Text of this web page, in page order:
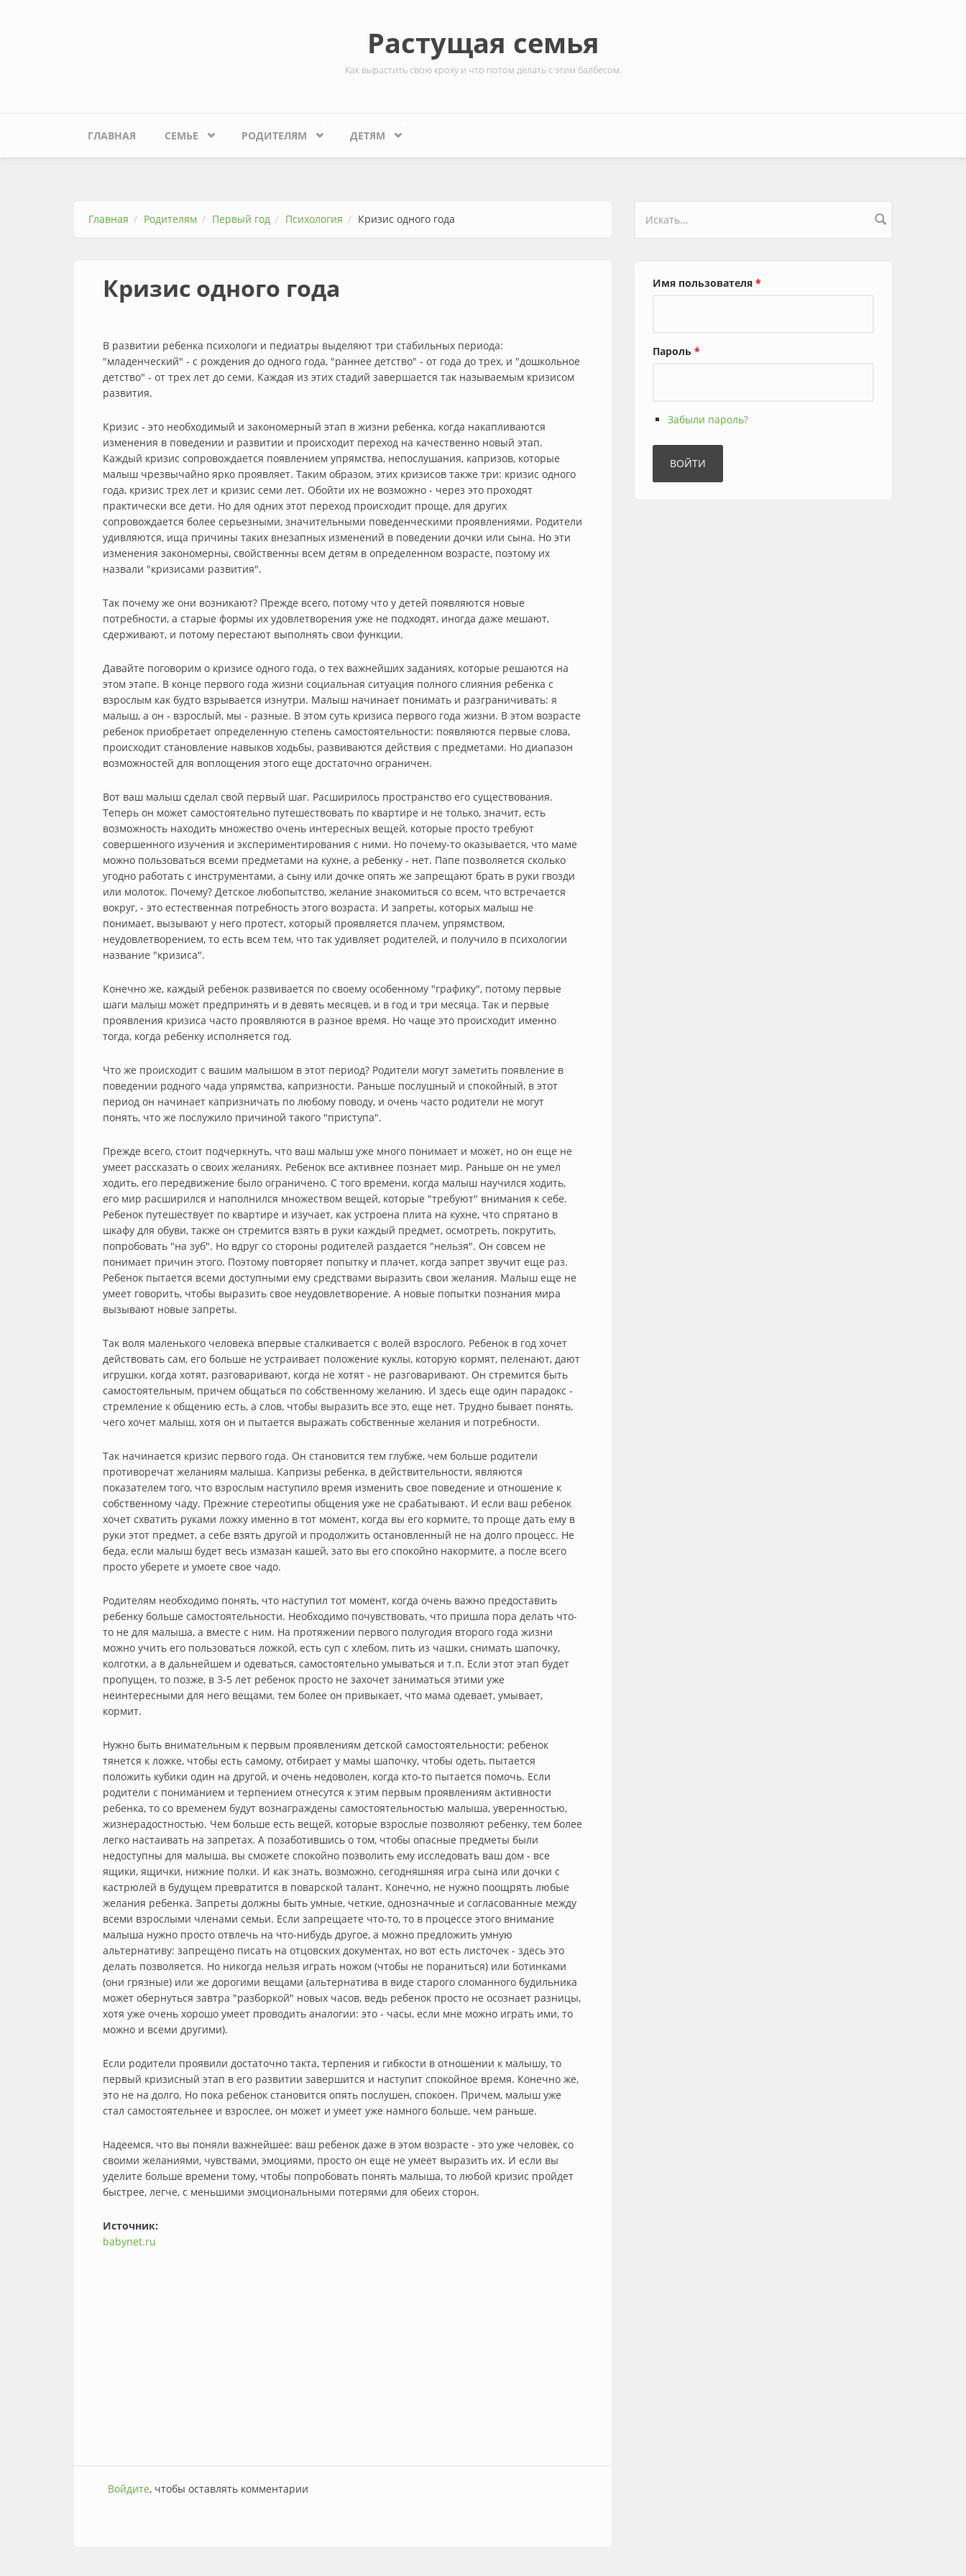
Растущая семья
Как вырастить свою кроху и что потом делать с этим балбесом.
ГЛАВНАЯ СЕМЬЕ РОДИТЕЛЯМ ДЕТЯМ
Главная Родителям Первый год Психология Кризис одного года
Кризис одного года
В развитии ребенка психологи и педиатры выделяют три стабильных периода:
"младенческий" - с рождения до одного года, "раннее детство" - от года до трех, и "дошкольное
детство" - от трех лет до семи. Каждая из этих стадий завершается так называемым кризисом
развития.
Кризис - это необходимый и закономерный этап в жизни ребенка, когда накапливаются
изменения в поведении и развитии и происходит переход на качественно новый этап.
Каждый кризис сопровождается появлением упрямства, непослушания, капризов, которые
малыш чрезвычайно ярко проявляет. Таким образом, этих кризисов также три: кризис одного
года, кризис трех лет и кризис семи лет. Обойти их не возможно - через это проходят
практически все дети. Но для одних этот переход происходит проще, для других
сопровождается более серьезными, значительными поведенческими проявлениями. Родители
удивляются, ища причины таких внезапных изменений в поведении дочки или сына. Но эти
изменения закономерны, свойственны всем детям в определенном возрасте, поэтому их
назвали "кризисами развития".
Так почему же они возникают? Прежде всего, потому что у детей появляются новые
потребности, а старые формы их удовлетворения уже не подходят, иногда даже мешают,
сдерживают, и потому перестают выполнять свои функции.
Давайте поговорим о кризисе одного года, о тех важнейших заданиях, которые решаются на
этом этапе. В конце первого года жизни социальная ситуация полного слияния ребенка с
взрослым как будто взрывается изнутри. Малыш начинает понимать и разграничивать: я
малыш, а он - взрослый, мы - разные. В этом суть кризиса первого года жизни. В этом возрасте
ребенок приобретает определенную степень самостоятельности: появляются первые слова,
происходит становление навыков ходьбы, развиваются действия с предметами. Но диапазон
возможностей для воплощения этого еще достаточно ограничен.
Вот ваш малыш сделал свой первый шаг. Расширилось пространство его существования.
Теперь он может самостоятельно путешествовать по квартире и не только, значит, есть
возможность находить множество очень интересных вещей, которые просто требуют
совершенного изучения и экспериментирования с ними. Но почему-то оказывается, что маме
можно пользоваться всеми предметами на кухне, а ребенку - нет. Папе позволяется сколько
угодно работать с инструментами, а сыну или дочке опять же запрещают брать в руки гвозди
или молоток. Почему? Детское любопытство, желание знакомиться со всем, что встречается
вокруг, - это естественная потребность этого возраста. И запреты, которых малыш не
понимает, вызывают у него протест, который проявляется плачем, упрямством,
неудовлетворением, то есть всем тем, что так удивляет родителей, и получило в психологии
название "кризиса".
Конечно же, каждый ребенок развивается по своему особенному "графику", потому первые
шаги малыш может предпринять и в девять месяцев, и в год и три месяца. Так и первые
проявления кризиса часто проявляются в разное время. Но чаще это происходит именно
тогда, когда ребенку исполняется год.
Что же происходит с вашим малышом в этот период? Родители могут заметить появление в
поведении родного чада упрямства, капризности. Раньше послушный и спокойный, в этот
период он начинает капризничать по любому поводу, и очень часто родители не могут
понять, что же послужило причиной такого "приступа".
Прежде всего, стоит подчеркнуть, что ваш малыш уже много понимает и может, но он еще не
умеет рассказать о своих желаниях. Ребенок все активнее познает мир. Раньше он не умел
ходить, его передвижение было ограничено. С того времени, когда малыш научился ходить,
его мир расширился и наполнился множеством вещей, которые "требуют" внимания к себе.
Ребенок путешествует по квартире и изучает, как устроена плита на кухне, что спрятано в
шкафу для обуви, также он стремится взять в руки каждый предмет, осмотреть, покрутить,
попробовать "на зуб". Но вдруг со стороны родителей раздается "нельзя". Он совсем не
понимает причин этого. Поэтому повторяет попытку и плачет, когда запрет звучит еще раз.
Ребенок пытается всеми доступными ему средствами выразить свои желания. Малыш еще не
умеет говорить, чтобы выразить свое неудовлетворение. А новые попытки познания мира
вызывают новые запреты.
Так воля маленького человека впервые сталкивается с волей взрослого. Ребенок в год хочет
действовать сам, его больше не устраивает положение куклы, которую кормят, пеленают, дают
игрушки, когда хотят, разговаривают, когда не хотят - не разговаривают. Он стремится быть
самостоятельным, причем общаться по собственному желанию. И здесь еще один парадокс -
стремление к общению есть, а слов, чтобы выразить все это, еще нет. Трудно бывает понять,
чего хочет малыш, хотя он и пытается выражать собственные желания и потребности.
Так начинается кризис первого года. Он становится тем глубже, чем больше родители
противоречат желаниям малыша. Капризы ребенка, в действительности, являются
показателем того, что взрослым наступило время изменить свое поведение и отношение к
собственному чаду. Прежние стереотипы общения уже не срабатывают. И если ваш ребенок
хочет схватить руками ложку именно в тот момент, когда вы его кормите, то проще дать ему в
руки этот предмет, а себе взять другой и продолжить остановленный не на долго процесс. Не
беда, если малыш будет весь измазан кашей, зато вы его спокойно накормите, а после всего
просто уберете и умоете свое чадо.
Родителям необходимо понять, что наступил тот момент, когда очень важно предоставить
ребенку больше самостоятельности. Необходимо почувствовать, что пришла пора делать что-
то не для малыша, а вместе с ним. На протяжении первого полугодия второго года жизни
можно учить его пользоваться ложкой, есть суп с хлебом, пить из чашки, снимать шапочку,
колготки, а в дальнейшем и одеваться, самостоятельно умываться и т.п. Если этот этап будет
пропущен, то позже, в 3-5 лет ребенок просто не захочет заниматься этими уже
неинтересными для него вещами, тем более он привыкает, что мама одевает, умывает,
кормит.
Нужно быть внимательным к первым проявлениям детской самостоятельности: ребенок
тянется к ложке, чтобы есть самому, отбирает у мамы шапочку, чтобы одеть, пытается
положить кубики один на другой, и очень недоволен, когда кто-то пытается помочь. Если
родители с пониманием и терпением отнесутся к этим первым проявлениям активности
ребенка, то со временем будут вознаграждены самостоятельностью малыша, уверенностью,
жизнерадостностью. Чем больше есть вещей, которые взрослые позволяют ребенку, тем более
легко настаивать на запретах. А позаботившись о том, чтобы опасные предметы были
недоступны для малыша, вы сможете спокойно позволить ему исследовать ваш дом - все
ящики, ящички, нижние полки. И как знать, возможно, сегодняшняя игра сына или дочки с
кастрюлей в будущем превратится в поварской талант. Конечно, не нужно поощрять любые
желания ребенка. Запреты должны быть умные, четкие, однозначные и согласованные между
всеми взрослыми членами семьи. Если запрещаете что-то, то в процессе этого внимание
малыша нужно просто отвлечь на что-нибудь другое, а можно предложить умную
альтернативу: запрещено писать на отцовских документах, но вот есть листочек - здесь это
делать позволяется. Но никогда нельзя играть ножом (чтобы не пораниться) или ботинками
(они грязные) или же дорогими вещами (альтернатива в виде старого сломанного будильника
может обернуться завтра "разборкой" новых часов, ведь ребенок просто не осознает разницы,
хотя уже очень хорошо умеет проводить аналогии: это - часы, если мне можно играть ими, то
можно и всеми другими).
Если родители проявили достаточно такта, терпения и гибкости в отношении к малышу, то
первый кризисный этап в его развитии завершится и наступит спокойное время. Конечно же,
это не на долго. Но пока ребенок становится опять послушен, спокоен. Причем, малыш уже
стал самостоятельнее и взрослее, он может и умеет уже намного больше, чем раньше.
Надеемся, что вы поняли важнейшее: ваш ребенок даже в этом возрасте - это уже человек, со
своими желаниями, чувствами, эмоциями, просто он еще не умеет выразить их. И если вы
уделите больше времени тому, чтобы попробовать понять малыша, то любой кризис пройдет
быстрее, легче, с меньшими эмоциональными потерями для обеих сторон.
Источник:
babynet.ru
Войдите, чтобы оставлять комментарии
Форма поиска
Имя пользователя *
Пароль *
Забыли пароль?